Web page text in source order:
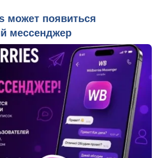
может появиться
мессенджер